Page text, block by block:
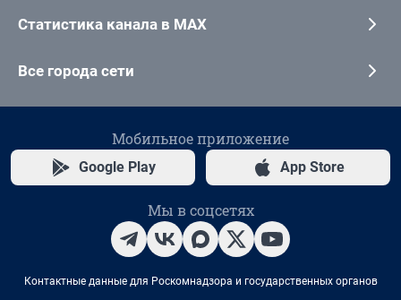
Статистика канала в MAX
Все города сети
Мобильное приложение
Google Play App Store
Мы в соцсетях
Контактные данные для Роскомнадзора и государственных органов